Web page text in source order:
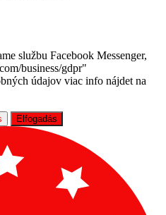
službu Facebook Messenger,
business/gdpr"
údajov viac info nájdet na
Elfogadás